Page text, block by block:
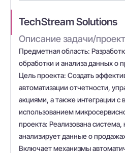
TechStream Solutions
Описание задачи/
Предметная область:
обработки и анализа данных о
Цель проекта: Создать
автоматизации отчетности,
акциями, а также интеграции
использованием
проекта: Реализована система,
анализирует данные о
Включает механизмы